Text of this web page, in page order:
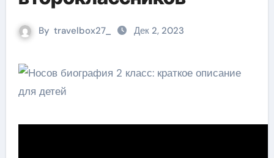
By travelbox27_ Дек 2, 2023